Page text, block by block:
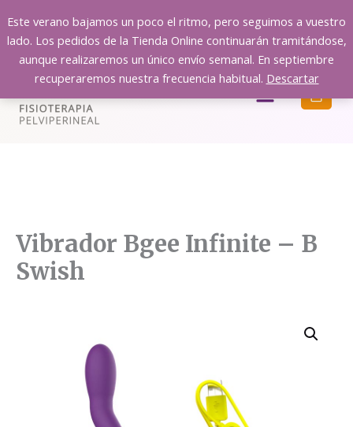
Este verano bajamos un poco el ritmo, pero seguimos a vuestro
lado. Los pedidos de la Tienda Online continuarán tramitándose,
aunque realizaremos un único envío semanal. En septiembre
recuperaremos nuestra frecuencia habitual. Descartar
contenido
Menú
Vibrador Bgee Infinite – B
Swish